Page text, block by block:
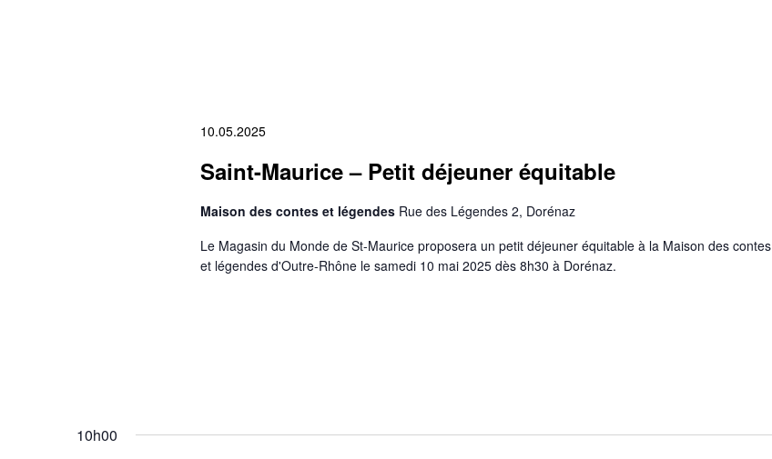
10.05.2025
Saint-Maurice – Petit déjeuner équitable
Maison des contes et légendes Rue des Légendes 2, Dorénaz
Le Magasin du Monde de St-Maurice proposera un petit déjeuner équitable à la Maison des contes
et légendes d'Outre-Rhône le samedi 10 mai 2025 dès 8h30 à Dorénaz.
10h00